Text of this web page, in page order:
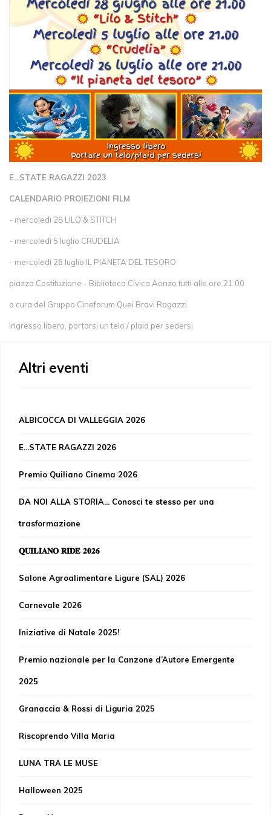
E...STATE RAGAZZI 2023
CALENDARIO PROIEZIONI FILM
- mercoledì 28 LILO & STITCH
- mercoledì 5 luglio CRUDELIA
- mercoledì 26 luglio IL PIANETA DEL TESORO
piazza Costituzione - Biblioteca Civica Aonzo tutti alle ore 21.00
a cura del Gruppo Cineforum Quei Bravi Ragazzi
Ingresso libero, portarsi un telo / plaid per sedersi
Altri eventi
ALBICOCCA DI VALLEGGIA 2026
E...STATE RAGAZZI 2026
Premio Quiliano Cinema 2026
DA NOI ALLA STORIA... Conosci te stesso per una
trasformazione
𝐐𝐔𝐈𝐋𝐈𝐀𝐍𝐎 𝐑𝐈𝐃𝐄 𝟐𝟎𝟐𝟔
Salone Agroalimentare Ligure (SAL) 2026
Carnevale 2026
Iniziative di Natale 2025!
Premio nazionale per la Canzone d’Autore Emergente
2025
Granaccia & Rossi di Liguria 2025
Riscoprendo Villa Maria
LUNA TRA LE MUSE
Halloween 2025